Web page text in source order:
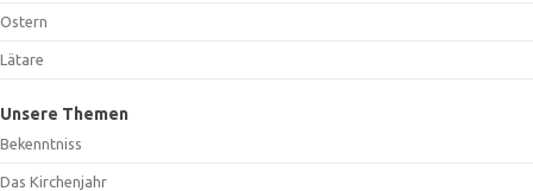
Ostern
Lätare
Unsere Themen
Bekenntniss
Das Kirchenjahr